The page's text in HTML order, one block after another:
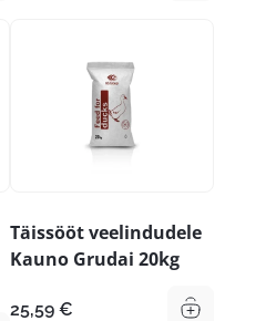
Täissööt veelindudele
Kauno Grudai 20kg
25,59 €